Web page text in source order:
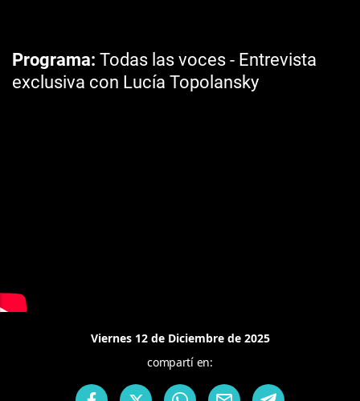
Programa Todas las voces - Entrevista
exclusiva con Lucía Topolansky
Viernes 12 de Diciembre de 2025
compartí en: